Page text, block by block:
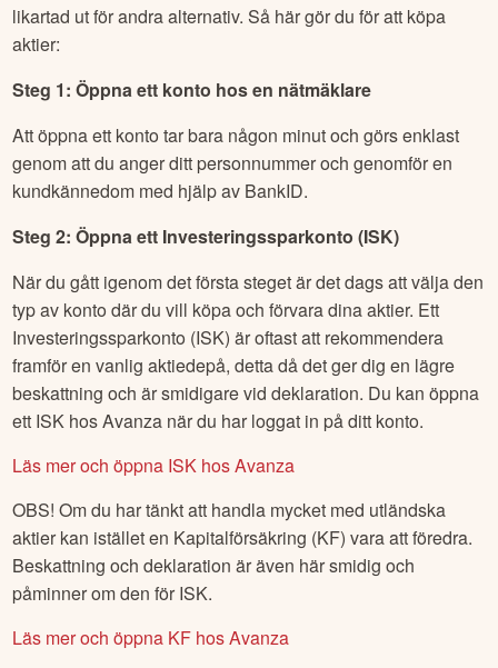
likartad ut för andra alternativ. Så här gör du för att köpa
aktier:
Steg 1: Öppna ett konto hos en nätmäklare
Att öppna ett konto tar bara någon minut och görs enklast
genom att du anger ditt personnummer och genomför en
kundkännedom med hjälp av BankID.
Steg 2: Öppna ett Investeringssparkonto (ISK)
När du gått igenom det första steget är det dags att välja den
typ av konto där du vill köpa och förvara dina aktier. Ett
Investeringssparkonto (ISK) är oftast att rekommendera
framför en vanlig aktiedepå, detta då det ger dig en lägre
beskattning och är smidigare vid deklaration. Du kan öppna
ett ISK hos Avanza när du har loggat in på ditt konto.
Läs mer och öppna ISK hos Avanza
OBS! Om du har tänkt att handla mycket med utländska
aktier kan istället en Kapitalförsäkring (KF) vara att föredra.
Beskattning och deklaration är även här smidig och
påminner om den för ISK.
Läs mer och öppna KF hos Avanza